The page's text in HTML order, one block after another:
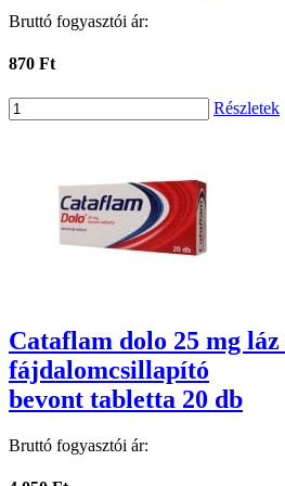
Bruttó fogyasztói ár:
870 Ft
Részletek
Cataflam dolo 25 mg láz
fájdalomcsillapító
bevont tabletta 20 db
Bruttó fogyasztói ár: